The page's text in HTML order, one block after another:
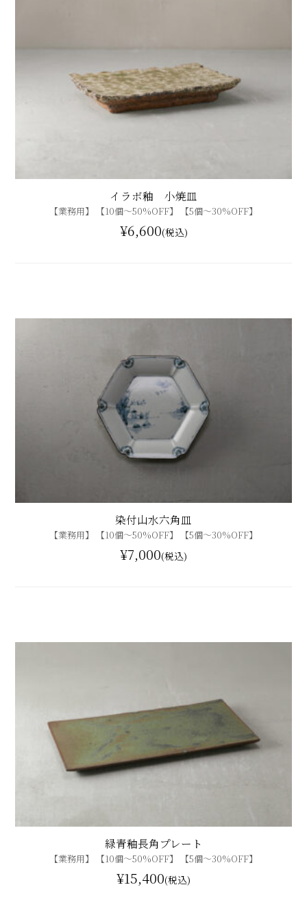
イラボ釉 小焼皿
【業務用】 【10個〜50%OFF】 【5個〜30%OFF】
¥6,600(税込)
染付山水六角皿
【業務用】 【10個〜50%OFF】 【5個〜30%OFF】
¥7,000(税込)
緑青釉長角プレート
【業務用】 【10個〜50%OFF】 【5個〜30%OFF】
¥15,400(税込)